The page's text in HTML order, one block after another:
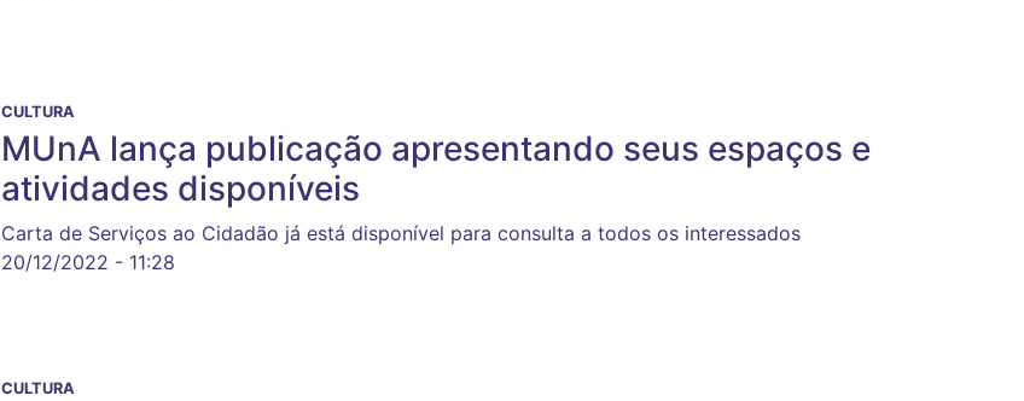
CULTURA
MUnA lança publicação apresentando seus espaços e
atividades disponíveis
Carta de Serviços ao Cidadão já está disponível para consulta a todos os interessados
20/12/2022 - 11:28
CULTURA